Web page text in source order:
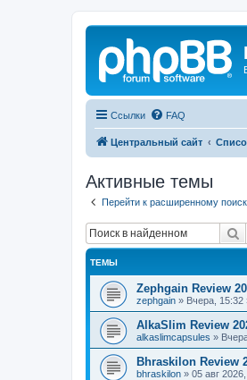
Ссылки FAQ
Центральный сайт
Активные темы
Перейти к расширенному
ТЕМЫ
Zephgain Review
zephgain » Вчера, 15:32
AlkaSlim Review
alkaslimcapsules »
Bhraskilon Review
bhraskilon » 05 авг